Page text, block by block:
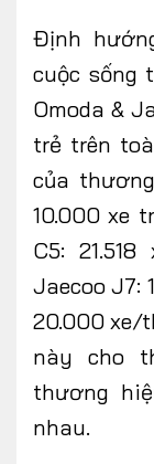
Định
cuộc sống
Omoda &
trẻ trên
của
10.000 xe
C5:
Jaecoo J7:
20.000 xe/
này cho
thương
nhau.